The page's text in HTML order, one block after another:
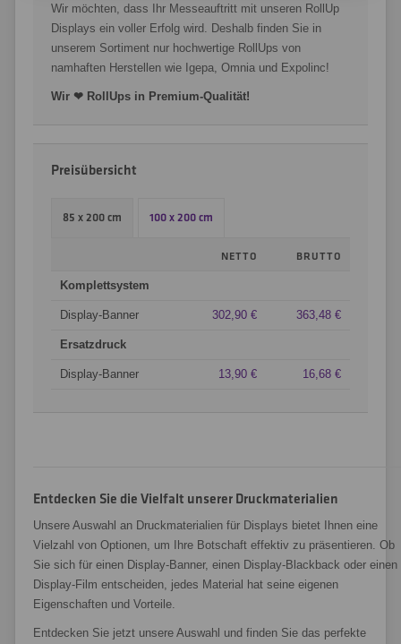
Wir möchten, dass Ihr Messeauftritt mit unseren RollUp
Displays ein voller Erfolg wird. Deshalb finden Sie in
unserem Sortiment nur hochwertige RollUps von
namhaften Herstellen wie Igepa, Omnia und Expolinc!
Wir ❤ RollUps in Premium-Qualität!
Preisübersicht
85 x 200 cm 100 x 200 cm
NETTO BRUTTO
Komplettsystem
Display-Banner 302,90 € 363,48 €
Ersatzdruck
Display-Banner 13,90 € 16,68 €
Entdecken Sie die Vielfalt unserer Druckmaterialien
Unsere Auswahl an Druckmaterialien für Displays bietet Ihnen eine
Vielzahl von Optionen, um Ihre Botschaft effektiv zu präsentieren. Ob
Sie sich für einen Display-Banner, einen Display-Blackback oder einen
Display-Film entscheiden, jedes Material hat seine eigenen
Eigenschaften und Vorteile.
Entdecken Sie jetzt unsere Auswahl und finden Sie das perfekte